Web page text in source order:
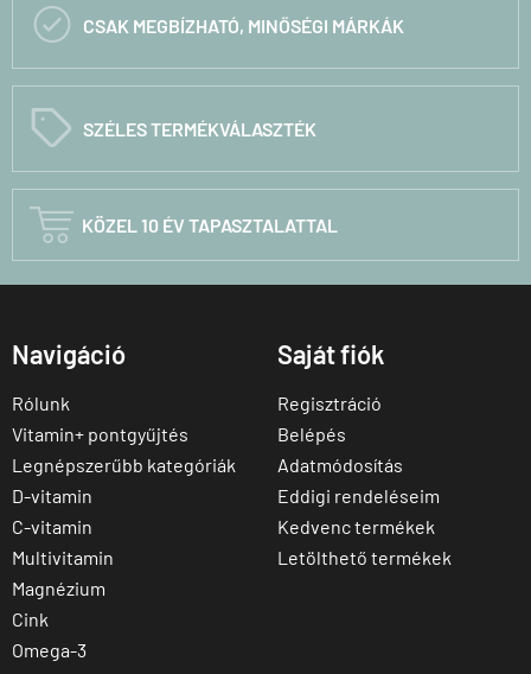
 CSAK MEGBÍZHATÓ, MINŐSÉGI MÁRKÁK
C SZÉLES TERMÉKVÁLASZTÉK
 KÖZEL 10 ÉV TAPASZTALATTAL
Navigáció
Rólunk
Vitamin+ pontgyűjtés
Legnépszerűbb kategóriák
D-vitamin
C-vitamin
Multivitamin
Magnézium
Cink
Omega-3
Saját fiók
Regisztráció
Belépés
Adatmódosítás
Eddigi rendeléseim
Kedvenc termékek
Letölthető termékek